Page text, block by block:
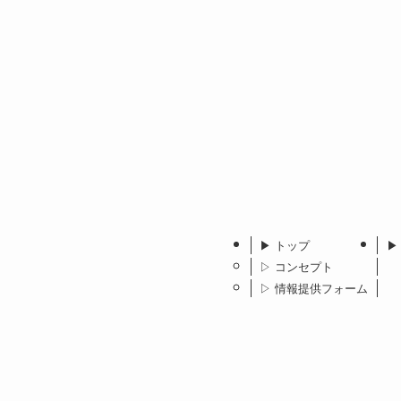
▶︎ トップ
▷ コンセプト
▷ 情報提供フォーム
▶︎